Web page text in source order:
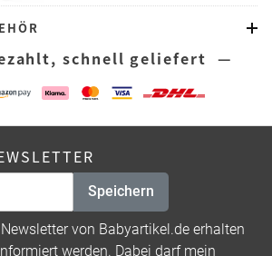
schnell geliefert —
Speichern
von Babyartikel.de erhalten
werden. Dabei darf mein